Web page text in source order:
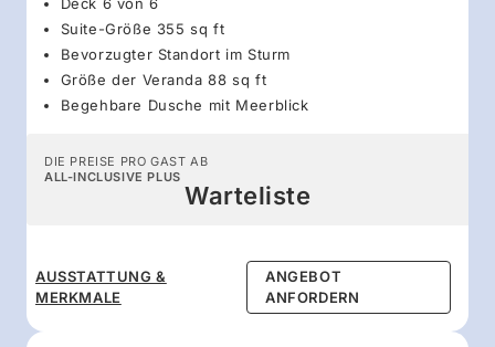
Suite-Größe 355 sq ft
Bevorzugter Standort im Sturm
Größe der Veranda 88 sq ft
Begehbare Dusche mit Meerblick
DIE PREISE PRO GAST AB
ALL-INCLUSIVE PLUS
Warteliste
AUSSTATTUNG &
MERKMALE
ANGEBOT
ANFORDERN